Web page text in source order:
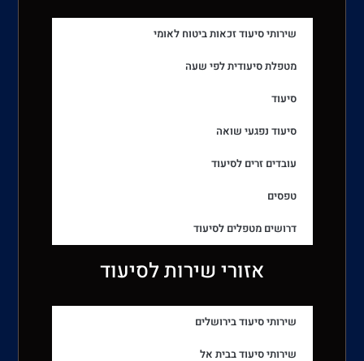
שירותי סיעוד זכאות ביטוח לאומי
מטפלת סיעודית לפי שעה
סיעוד
סיעוד נפגעי שואה
עובדים זרים לסיעוד
טפסים
דרושים מטפלים לסיעוד
אזורי שירות לסיעוד
שירותי סיעוד בירושלים
שירותי סיעוד בבית אל